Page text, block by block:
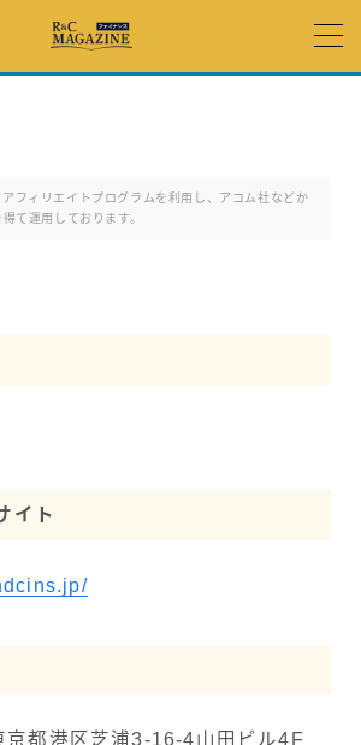
たい
キング
フィリエイトプログラムを利用し、アコム社などか
て運用しております。
イト
都港区芝浦3-16-4山田ビル4F